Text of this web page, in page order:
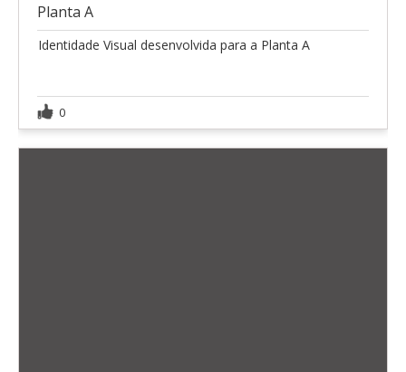
Planta A
Identidade Visual desenvolvida para a Planta A
0